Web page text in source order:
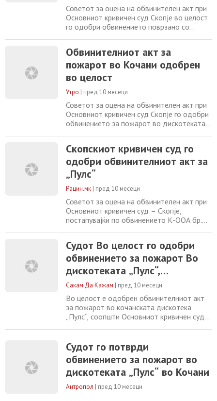
Советот за оцена на обвинителен акт при
Основниот кривичен суд Скопје во целост
го одобри обвинението поврзано со
станува збор за обвинителен акт во кој
што има 37 обвинети лица кои што имаат
33 бранители, било исклучително тешко
да се достави обвинителниот акт до сите
Обвинителниот акт за
пожарот во Кочани одобрен
во целост
Утро | пред 10 месеци
Советот за оцена на обвинителен акт при
Основниот кривичен суд Скопје го одобри
обвинението за пожарот во дискотеката
обвинителниот акт била особено сложена,
бидејќи станува збор за 37 обвинети со 33
бранители. Дел од обвинетите имале
заменети мерки притвор, па било тешко да
се утврди
Скопскиот кривичен суд го
одобри обвинителниот акт за
„Пулс“
Рацин.мк | пред 10 месеци
Советот за оцена на обвинителен акт при
Основниот кривичен суд – Скопје,
постапувајќи по обвинението К-ООА бр.
одобри обвинителниот акт во целост.
Судот соопшти дека по исполнување на
сите законски предуслови, советот ја
завршил фазата на оценка и дека е
оформен нов кривичен
Судот Во целост го одобри
обвинението за пожарот Во
дискотеката „Пулс“,
постапката против 37
обвинети ќе се води Во Скопје
Сакам Да Кажам | пред 10 месеци
Во целост е одобрен обвинителниот акт
за пожарот во кочанската дискотека
„Пулс“, соопшти Основниот кривичен суд
обвинението, по што е формиран кривичен
предмет кој преку АКМИС-системот е
распределен кај надлежен судија за
понатамошно постапување. Станува збор
Судот го потврди
обвинението за пожарот во
дискотеката „Пулс“ во Кочани
Антропол | пред 10 месеци